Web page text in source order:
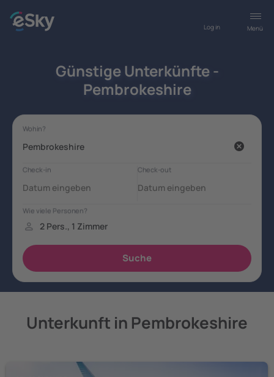
Menü
Log in
Günstige Unterkünfte -
Pembrokeshire
Unterkunft in Pembrokeshire